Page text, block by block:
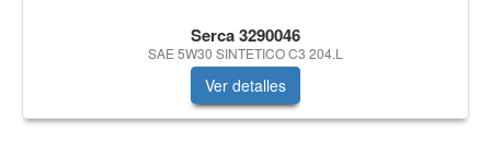
Serca 3290046
SAE 5W30 SINTETICO C3 204.L
Ver detalles